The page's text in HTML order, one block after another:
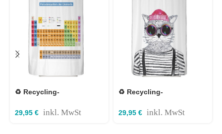
♻️ Recycling-
Periodensystem Deutsch
29,95 € inkl. MwSt
♻️ Recycling-
Katze Berlin 120×200 cm
29,95 € inkl. MwSt